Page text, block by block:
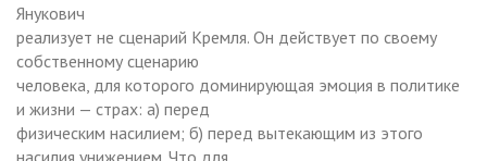
Янукович
реализует не сценарий Кремля. Он действует по своему
собственному сценарию
человека, для которого доминирующая эмоция в политике
и жизни — страх: а) перед
физическим насилием; б) перед вытекающим из этого
насилия унижением. Что для